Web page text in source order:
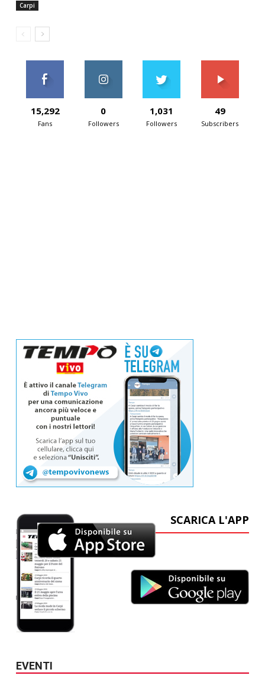
Carpi
15,292
Fans
0
Followers
1,031
Followers
49
Subscribers
SCARICA L'APP
EVENTI